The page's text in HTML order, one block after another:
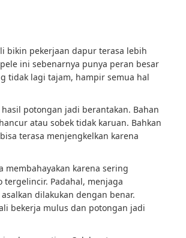
bikin pekerjaan dapur terasa lebih
ini sebenarnya punya peran besar
tidak lagi tajam, hampir semua hal
potongan jadi berantakan. Bahan
atau sobek tidak karuan. Bahkan
terasa menjengkelkan karena
karena sering
Padahal, menjaga
dilakukan dengan benar.
bekerja mulus dan potongan jadi